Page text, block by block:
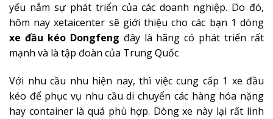
yếu nắm sự phát triển của các doanh nghiệp. Do đó,
hôm nay xetaicenter sẽ giới thiệu cho các bạn 1 dòng
xe đầu kéo Dongfeng đây là hãng có phát triển rất
mạnh và là tập đoàn của Trung Quốc
Với nhu cầu nhu hiện nay, thì việc cung cấp 1 xe đầu
kéo để phục vụ nhu cầu di chuyển các hàng hóa nặng
hay container là quá phù hợp. Dòng xe này lại rất linh